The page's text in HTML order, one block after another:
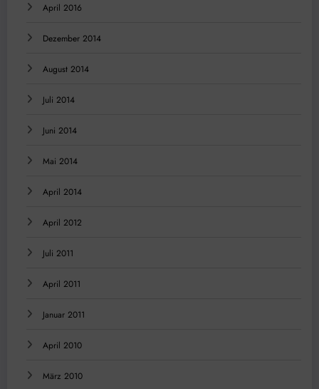
April 2016
Dezember 2014
August 2014
Juli 2014
Juni 2014
Mai 2014
April 2014
April 2012
Juli 2011
April 2011
Januar 2011
April 2010
März 2010